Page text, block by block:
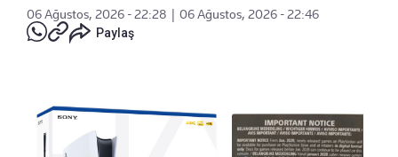
06 Ağustos, 2026 - 22:28
06 Ağustos, 2026 - 22:46
Paylaş